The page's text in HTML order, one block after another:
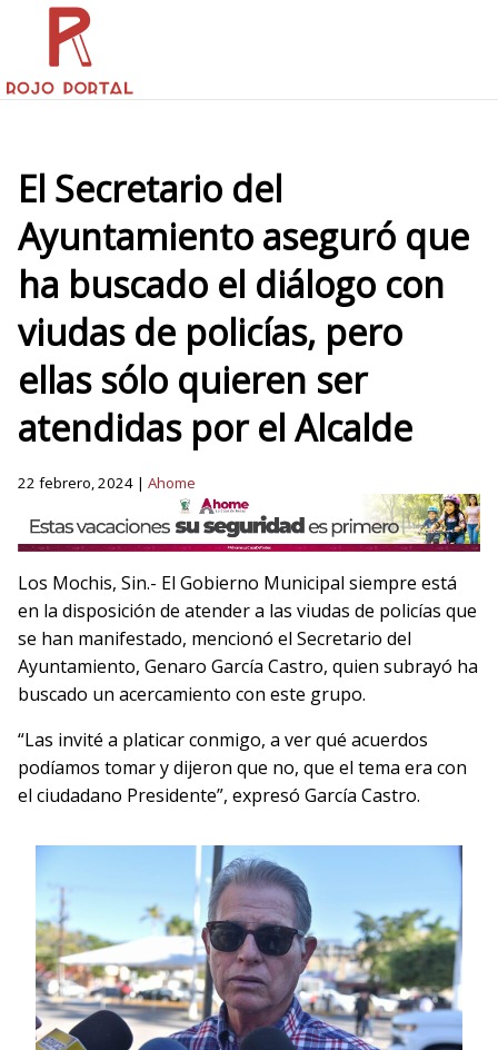
El Secretario del
Ayuntamiento aseguró que
ha buscado el diálogo con
viudas de policías, pero
ellas sólo quieren ser
atendidas por el Alcalde
22 febrero, 2024 | Ahome
Los Mochis, Sin.- El Gobierno Municipal siempre está
en la disposición de atender a las viudas de policías que
se han manifestado, mencionó el Secretario del
Ayuntamiento, Genaro García Castro, quien subrayó ha
buscado un acercamiento con este grupo.
“Las invité a platicar conmigo, a ver qué acuerdos
podíamos tomar y dijeron que no, que el tema era con
el ciudadano Presidente”, expresó García Castro.